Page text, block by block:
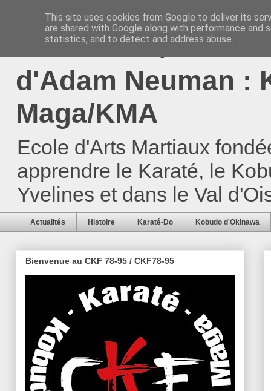
CKF 78-95 /
d'Adam Neuman :
Maga/KMA
Ecole d'Arts Martiaux
apprendre le Karaté, le
Yvelines et dans le Val
Actualités Histoire Karaté-Do Kobudo d'Okinawa
Bienvenue au CKF 78-95 / CKF78-95
This site uses cookies from Google to deliver its
are shared with Google along with performance
statistics, and to detect and address abuse.